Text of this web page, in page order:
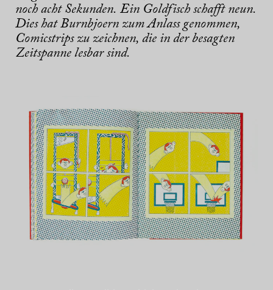
noch acht Sekunden. Ein Goldfisch schafft neun.
Dies hat Burnbjoern zum Anlass genommen,
Comicstrips zu zeichnen, die in der besagten
Zeitspanne lesbar sind.